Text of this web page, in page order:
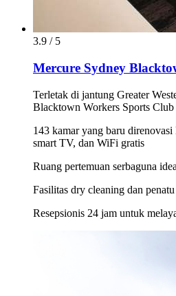
3.9 / 5
Mercure Sydney
Terletak di jantung Greater
Blacktown Workers Sports Club
143 kamar yang baru
smart TV, dan WiFi gratis
Ruang pertemuan serbaguna
Fasilitas dry cleaning dan
Resepsionis 24 jam untuk